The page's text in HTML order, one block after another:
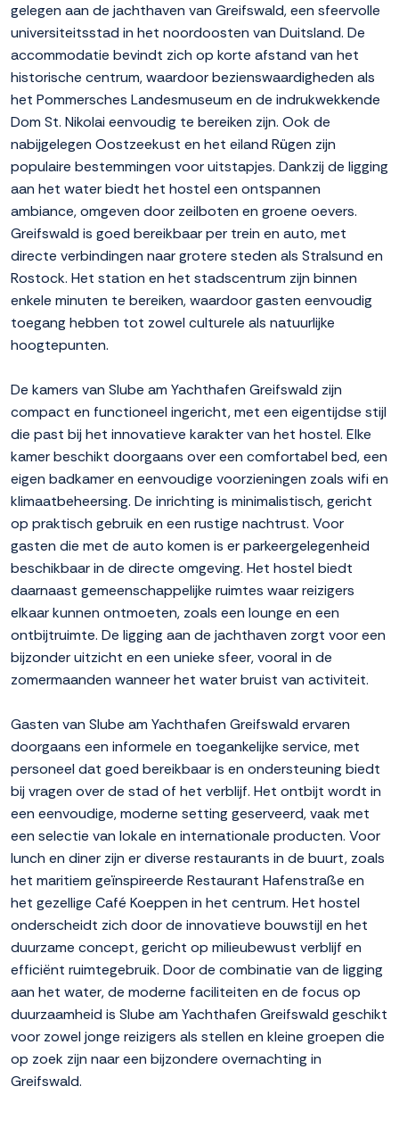
gelegen aan de jachthaven van Greifswald, een sfeervolle
universiteitsstad in het noordoosten van Duitsland. De
accommodatie bevindt zich op korte afstand van het
historische centrum, waardoor bezienswaardigheden als
het Pommersches Landesmuseum en de indrukwekkende
Dom St. Nikolai eenvoudig te bereiken zijn. Ook de
nabijgelegen Oostzeekust en het eiland Rügen zijn
populaire bestemmingen voor uitstapjes. Dankzij de ligging
aan het water biedt het hostel een ontspannen
ambiance, omgeven door zeilboten en groene oevers.
Greifswald is goed bereikbaar per trein en auto, met
directe verbindingen naar grotere steden als Stralsund en
Rostock. Het station en het stadscentrum zijn binnen
enkele minuten te bereiken, waardoor gasten eenvoudig
toegang hebben tot zowel culturele als natuurlijke
hoogtepunten.
De kamers van Slube am Yachthafen Greifswald zijn
compact en functioneel ingericht, met een eigentijdse stijl
die past bij het innovatieve karakter van het hostel. Elke
kamer beschikt doorgaans over een comfortabel bed, een
eigen badkamer en eenvoudige voorzieningen zoals wifi en
klimaatbeheersing. De inrichting is minimalistisch, gericht
op praktisch gebruik en een rustige nachtrust. Voor
gasten die met de auto komen is er parkeergelegenheid
beschikbaar in de directe omgeving. Het hostel biedt
daarnaast gemeenschappelijke ruimtes waar reizigers
elkaar kunnen ontmoeten, zoals een lounge en een
ontbijtruimte. De ligging aan de jachthaven zorgt voor een
bijzonder uitzicht en een unieke sfeer, vooral in de
zomermaanden wanneer het water bruist van activiteit.
Gasten van Slube am Yachthafen Greifswald ervaren
doorgaans een informele en toegankelijke service, met
personeel dat goed bereikbaar is en ondersteuning biedt
bij vragen over de stad of het verblijf. Het ontbijt wordt in
een eenvoudige, moderne setting geserveerd, vaak met
een selectie van lokale en internationale producten. Voor
lunch en diner zijn er diverse restaurants in de buurt, zoals
het maritiem geïnspireerde Restaurant Hafenstraße en
het gezellige Café Koeppen in het centrum. Het hostel
onderscheidt zich door de innovatieve bouwstijl en het
duurzame concept, gericht op milieubewust verblijf en
efficiënt ruimtegebruik. Door de combinatie van de ligging
aan het water, de moderne faciliteiten en de focus op
duurzaamheid is Slube am Yachthafen Greifswald geschikt
voor zowel jonge reizigers als stellen en kleine groepen die
op zoek zijn naar een bijzondere overnachting in
Greifswald.